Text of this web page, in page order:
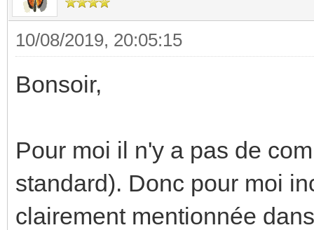
10/08/2019, 20:05:15
Bonsoir,
Pour moi il n'y a pas de
standard). Donc pour moi
clairement mentionnée